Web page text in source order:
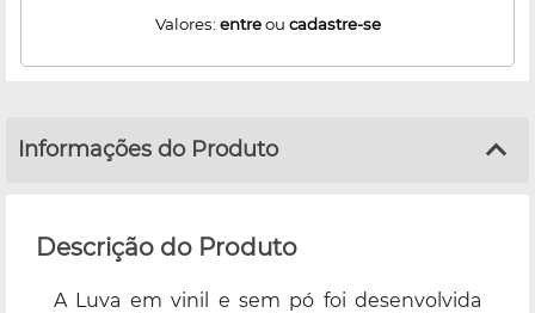
Valores: entreou cadastre-se
Informações do Produto
Descrição do Produto
A Luva em vinil e sem pó foi desenvolvida